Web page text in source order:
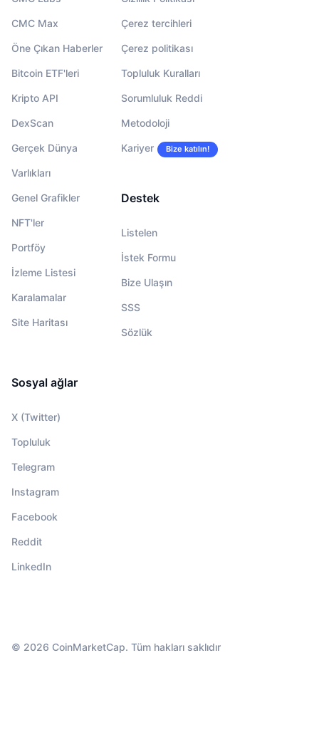
CMC Max
Öne Çıkan Haberler
Bitcoin ETF'leri
Kripto API
DexScan
Gerçek Dünya
Varlıkları
Genel Grafikler
NFT'ler
Portföy
İzleme Listesi
Karalamalar
Site Haritası
Çerez tercihleri
Çerez politikası
Topluluk Kuralları
Sorumluluk Reddi
Metodoloji
Kariyer Bize katılın!
Destek
Listelen
İstek Formu
Bize Ulaşın
SSS
Sözlük
Sosyal ağlar
X (Twitter)
Topluluk
Telegram
Instagram
Facebook
Reddit
LinkedIn
© 2026 CoinMarketCap. Tüm hakları saklıdır